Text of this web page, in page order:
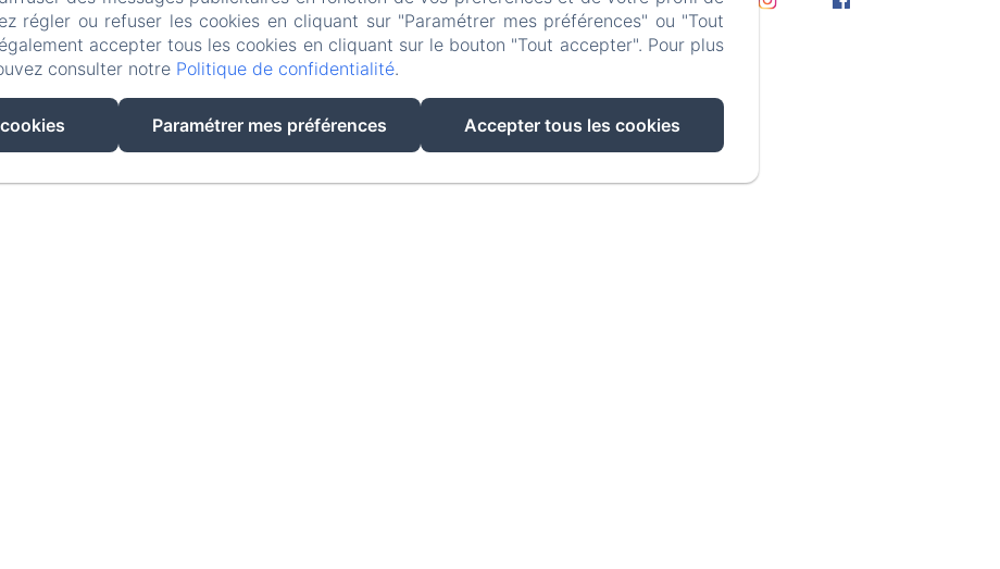
Les gîtes Les séminaires Au Domaine Tourisme Contact
Créé par Amenitiz
régler ou refuser les cookies en cliquant sur "Paramétrer mes préférences" ou "Tout
accepter tous les cookies en cliquant sur le bouton "Tout accepter". Pour plus
consulter notre Politique de confidentialité.
Paramétrer mes préférences Accepter tous les cookies